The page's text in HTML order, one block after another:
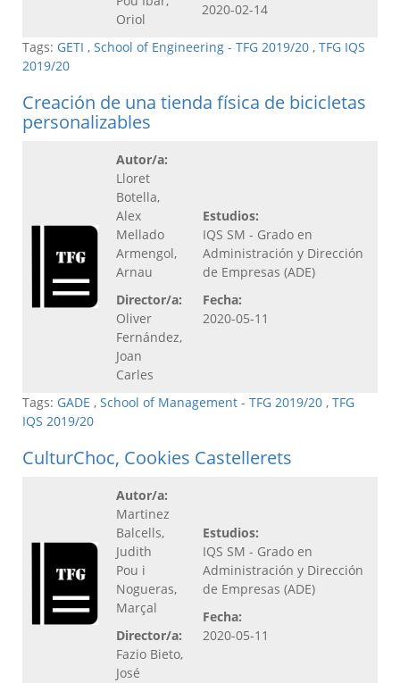
Oriol
2020-02-14
Tags: GETI , School of Engineering - TFG 2019/20 , TFG IQS
2019/20
Creación de una tienda física de bicicletas
personalizables
Autor/a:
Lloret
Botella,
Alex
Mellado
Armengol,
Arnau
Director/a:
Oliver
Fernández,
Joan
Carles
Estudios:
IQS SM - Grado en
Administración y Dirección
de Empresas (ADE)
Fecha:
2020-05-11
Tags: GADE , School of Management - TFG 2019/20 , TFG
IQS 2019/20
CulturChoc, Cookies Castellerets
Autor/a:
Martinez
Balcells,
Judith
Pou i
Nogueras,
Marçal
Director/a:
Fazio Bieto,
José
Estudios:
IQS SM - Grado en
Administración y Dirección
de Empresas (ADE)
Fecha:
2020-05-11